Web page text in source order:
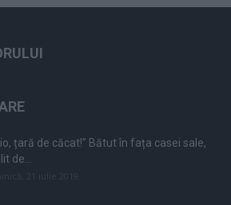
țară de căcat!” Bătut în fața casei sale,
de...